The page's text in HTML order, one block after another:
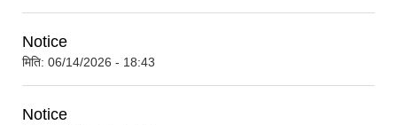
Notice
मिति: 06/14/2026 - 18:43
Notice